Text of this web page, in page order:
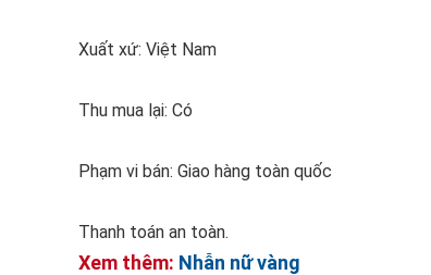
Xuất xứ: Việt Nam
Thu mua lại: Có
Phạm vi bán: Giao hàng toàn quốc
Thanh toán an toàn.
Xem thêm: Nhẫn nữ vàng